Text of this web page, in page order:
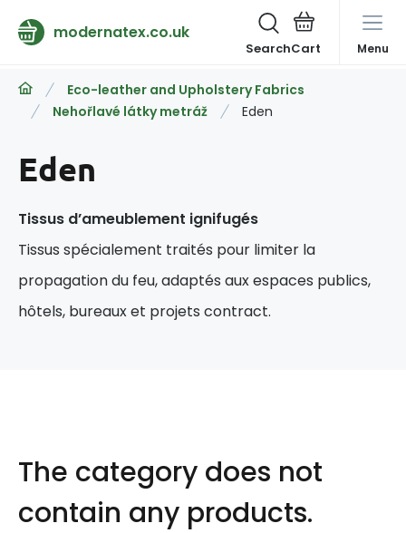
modernatex.co.uk
Search Menu
Eco-leather and Upholstery Fabrics
Nehořlavé látky metráž
Eden
Eden
Tissus d’ameublement ignifugés
Tissus spécialement traités pour limiter la
propagation du feu, adaptés aux espaces publics,
hôtels, bureaux et projets contract.
The category does not
contain any products.